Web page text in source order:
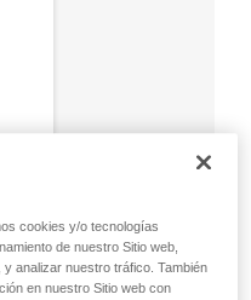
cookies y/o tecnologías
de nuestro Sitio web,
analizar nuestro tráfico. También
en nuestro Sitio web con